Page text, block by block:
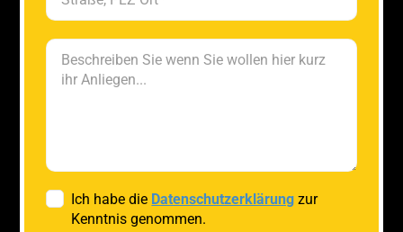
Ich habe die Datenschutzerklärung zur
Kenntnis genommen.